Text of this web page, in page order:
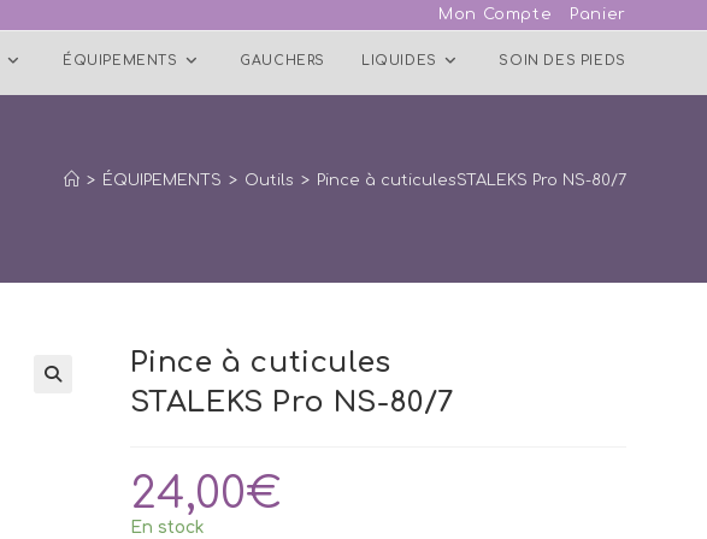
Mon Compte Panier
ÉQUIPEMENTS GAUCHERS LIQUIDES SOIN DES PIEDS
> ÉQUIPEMENTS > Outils > Pince à cuticulesSTALEKS Pro NS-80/7
Pince à cuticules
STALEKS Pro NS-80/7
24,00€
En stock